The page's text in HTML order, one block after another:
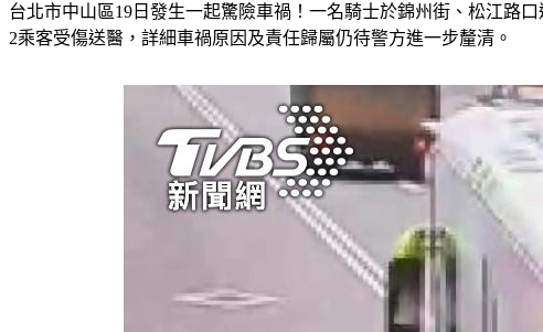
台北市中山區19日發生一起驚險車禍！一名騎士於錦州街、松江路
2乘客受傷送醫，詳細車禍原因及責任歸屬仍待警方進一步釐清。